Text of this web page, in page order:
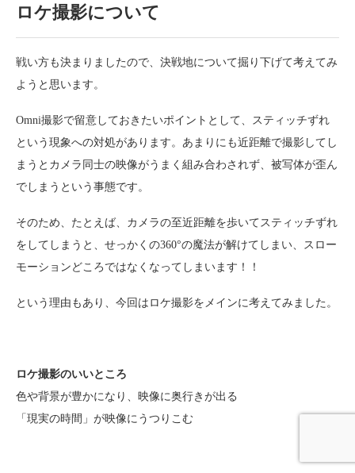
ロケ撮影について
戦い方も決まりましたので、決戦地について掘り下げて考えてみ
ようと思います。
Omni撮影で留意しておきたいポイントとして、スティッチずれ
という現象への対処があります。あまりにも近距離で撮影してし
まうとカメラ同士の映像がうまく組み合わされず、被写体が歪ん
でしまうという事態です。
そのため、たとえば、カメラの至近距離を歩いてスティッチずれ
をしてしまうと、せっかくの360°の魔法が解けてしまい、スロー
モーションどころではなくなってしまいます！！
という理由もあり、今回はロケ撮影をメインに考えてみました。
ロケ撮影のいいところ
色や背景が豊かになり、映像に奥行きが出る
「現実の時間」が映像にうつりこむ